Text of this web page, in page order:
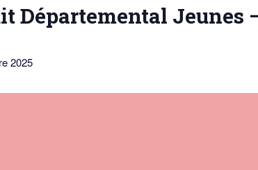
Départemental Jeunes
2025